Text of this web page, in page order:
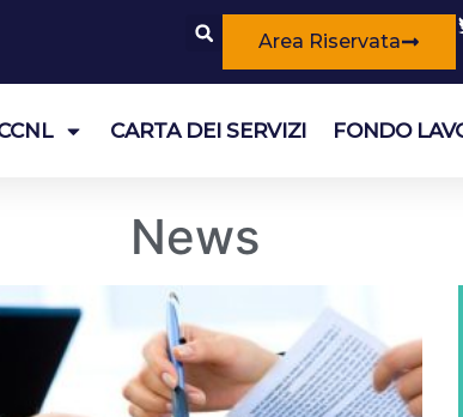
Area Riservata
CARTA DEI SERVIZI FONDO
News